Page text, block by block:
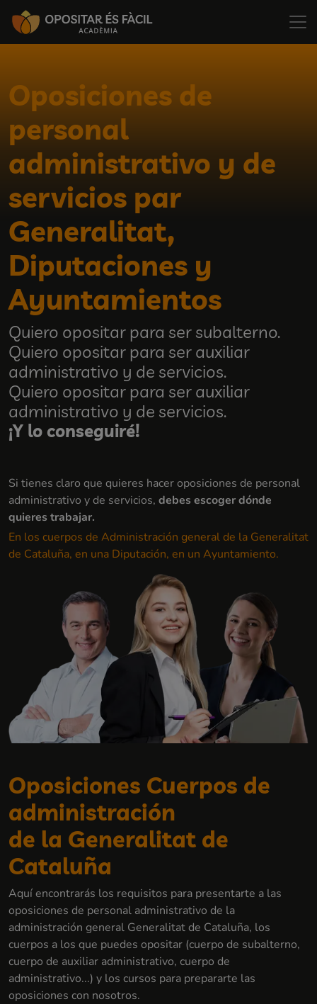
Oposiciones de
personal
administrativo y de
servicios par
Generalitat,
Diputaciones y
Ayuntamientos
Quiero opositar para ser subalterno.
Quiero opositar para ser auxiliar
administrativo y de servicios.
Quiero opositar para ser auxiliar
administrativo y de servicios.
¡Y lo conseguiré!
Si tienes claro que quieres hacer oposiciones de personal
administrativo y de servicios, debes escoger dónde
quieres trabajar.
En los cuerpos de Administración general de la Generalitat
de Cataluña, en una Diputación, en un Ayuntamiento.
Oposiciones Cuerpos de
administración
de la Generalitat de
Cataluña
Aquí encontrarás los requisitos para presentarte a las
oposiciones de personal administrativo de la
administración general Generalitat de Cataluña, los
cuerpos a los que puedes opositar (cuerpo de subalterno,
cuerpo de auxiliar administrativo, cuerpo de
administrativo...) y los cursos para prepararte las
oposiciones con nosotros.